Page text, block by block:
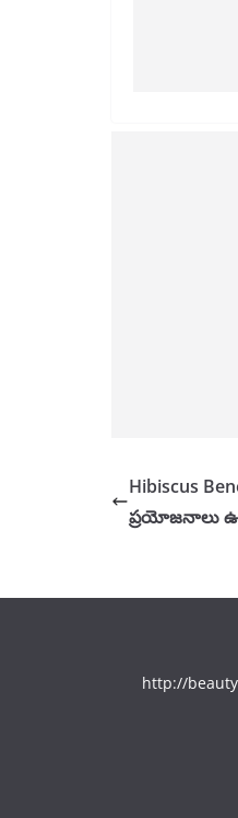
Hibiscus
ప్రయోజనాలు
http://